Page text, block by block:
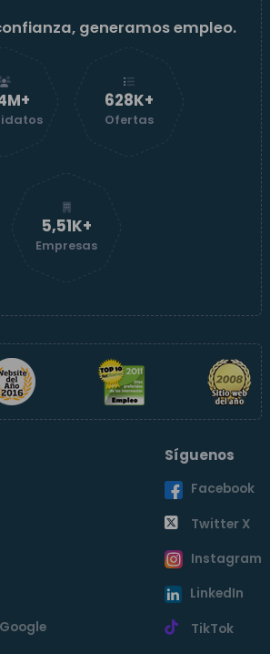
generamos empleo.
629K+
Ofertas
5,52K+
Empresas
Síguenos
Facebook
Twitter X
Instagram
LinkedIn
TikTok